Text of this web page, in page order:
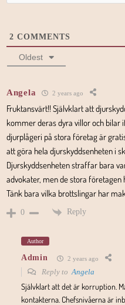
2 COMMENTS
Oldest
Angela 2 years ago
Fruktansvärt!! Självklart att
kommer deras dyra villor och bilar
djurplågeri på stora företag är
att göra hela djurskyddsenheten i
Djurskyddsenheten straffar bara
advokater, men de stora företagen
Tänk bara vilka brottslingar har
0 Reply
Author
Admin 2 years ago
Reply toAngela
Självklart att det är korruption.
kontakterna. Chefsnivåerna är